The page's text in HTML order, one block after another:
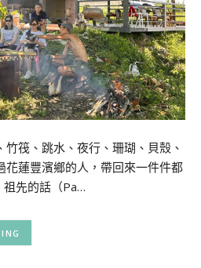
筏、跳水、夜行、珊瑚、貝殼、
花蓮豐濱鄉的人，帶回來一件件都
先的話（Pa…